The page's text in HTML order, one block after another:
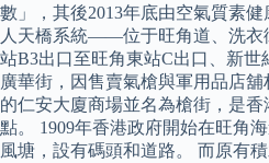
數」，其後2013年底由空氣質素
人天橋系統——位于旺角道、洗衣
站B3出口至旺角東站C出口、新
廣華街，因售賣氣槍與軍用品店
的仁安大廈商場並名為槍街，是
點。 1909年香港政府開始在旺角
風塘，設有碼頭和道路。 而原有